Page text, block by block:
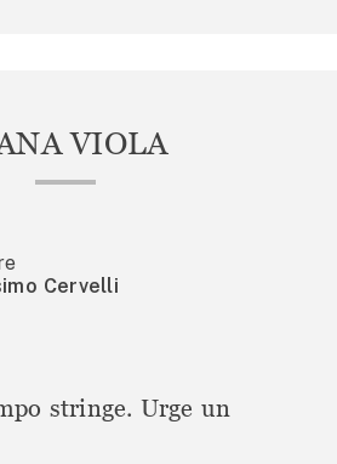
VIOLA
Cervelli
stringe. Urge un